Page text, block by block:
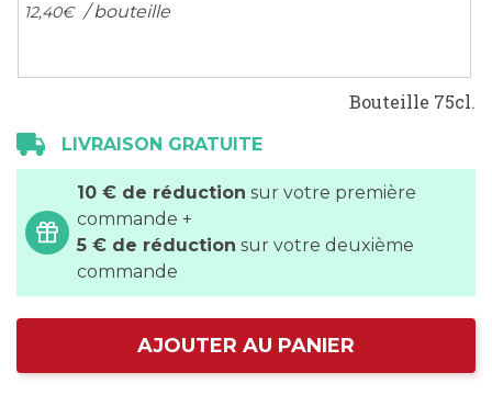
12,40€ / bouteille
Bouteille 75cl.
LIVRAISON GRATUITE
10 € de réduction sur votre première
commande +
5 € de réduction sur votre deuxième
commande
AJOUTER AU PANIER